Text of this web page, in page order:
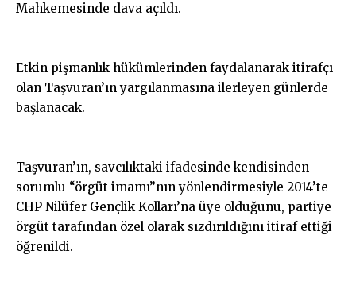
Mahkemesinde dava açıldı.
Etkin pişmanlık hükümlerinden faydalanarak itirafçı
olan Taşvuran’ın yargılanmasına ilerleyen günlerde
başlanacak.
Taşvuran’ın, savcılıktaki ifadesinde kendisinden
sorumlu “örgüt imamı”nın yönlendirmesiyle 2014’te
CHP Nilüfer Gençlik Kolları’na üye olduğunu, partiye
örgüt tarafından özel olarak sızdırıldığını itiraf ettiği
öğrenildi.